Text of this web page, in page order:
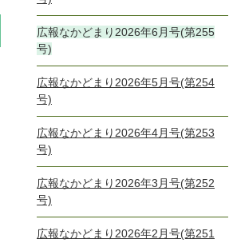
広報なかどまり2026年6月号(第255
号)
広報なかどまり2026年5月号(第254
号)
広報なかどまり2026年4月号(第253
号)
広報なかどまり2026年3月号(第252
号)
広報なかどまり2026年2月号(第251